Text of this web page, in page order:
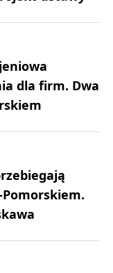
dla firm. Dwa